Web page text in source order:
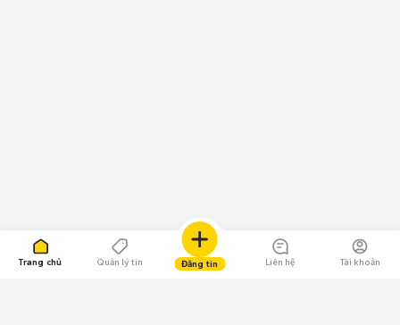
Trang chủ Quản lý tin Đăng tin Liên hệ Tài khoản